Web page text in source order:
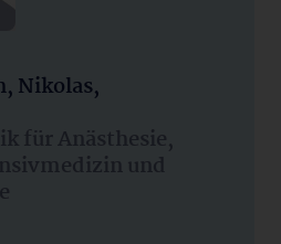
Nikolas,
für Anästhesie,
und